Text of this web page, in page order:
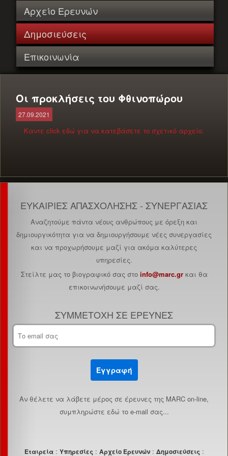
Αρχείο Ερευνών
Δημοσιεύσεις
Επικοινωνία
Οι προκλήσεις του Φθινοπώρου
27.09.2021
Καντε click εδώ για να κατεβάσετε το σχετικό αρχείο.
ΕΥΚΑΙΡΙΕΣ ΑΠΑΣΧΟΛΗΣΗΣ - ΣΥΝΕΡΓΑΣΙΑΣ
Αναζητούμε πάντα νέους ανθρώπους με όρεξη και
δημιουργικότητα για να δημιουργήσουμε νέες συνεργασίες
και να προχωρήσουμε μαζί για ακόμα καλύτερες
υπηρεσίες.
Στείλτε μας το βιογραφικό σας στο info@marc.grκαι θα
επικοινωνήσουμε μαζί σας.
ΣΥΜΜΕΤΟΧΗ ΣΕ ΕΡΕΥΝΕΣ
Εγγραφή
Aν θέλετε να λάβετε μέρος σε έρευνες της MARC on-line,
συμπληρώστε εδώ το e-mail σας...
Εταιρεία: Υπηρεσίες: Αρχείο Ερευνών: Δημοσιεύσεις: